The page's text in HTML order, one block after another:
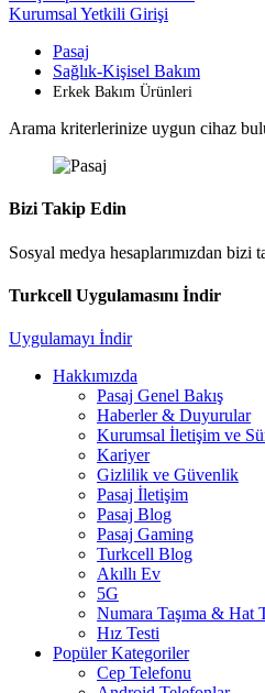
Kurumsal Yetkili Girişi
Pasaj
Sağlık-Kişisel Bakım
Erkek Bakım Ürünleri
Arama kriterlerinize uygun cihaz
Bizi Takip Edin
Sosyal medya hesaplarımızdan bizi
Turkcell Uygulamasını İndir
Uygulamayı İndir
Hakkımızda
Pasaj Genel Bakış
Haberler & Duyurular
Kurumsal İletişim ve
Kariyer
Gizlilik ve Güvenlik
Pasaj İletişim
Pasaj Blog
Pasaj Gaming
Turkcell Blog
Akıllı Ev
5G
Numara Taşıma & Hat
Hız Testi
Popüler Kategoriler
Cep Telefonu